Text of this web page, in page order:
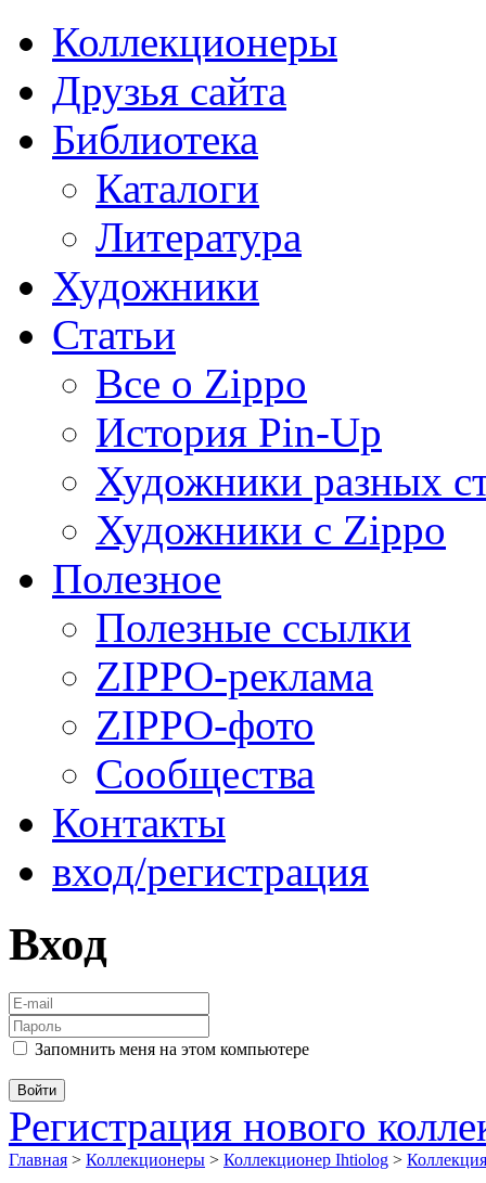
Коллекционеры
Друзья сайта
Библиотека
Каталоги
Литература
Художники
Статьи
Все о Zippo
История Pin-Up
Художники разных
Художники с Zippo
Полезное
Полезные ссылки
ZIPPO-реклама
ZIPPO-фото
Сообщества
Контакты
вход/регистрация
Вход
Запомнить меня на этом компьютере
Регистрация нового
Главная > Коллекционеры > Коллекционер Ihtiolog >